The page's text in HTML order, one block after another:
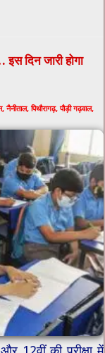
दिन जारी होगा
,नैनीताल,पिथौरागढ़,पौड़ी गढ़वाल,